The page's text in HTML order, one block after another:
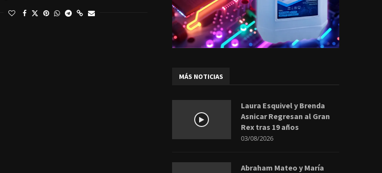
MÁS NOTICIAS
Laura Esquivel y Brenda
Asnicar Regresan al Gran
Rex tras 19 años
03/08/2026
Abraham Mateo y María